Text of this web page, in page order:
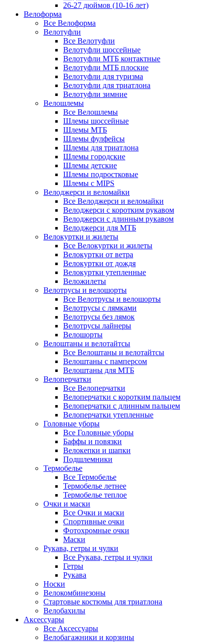
26-27 дюймов (10-16 лет)
Велоформа
Все Велоформа
Велотуфли
Все Велотуфли
Велотуфли шоссейные
Велотуфли МТБ контактные
Велотуфли МТБ плоские
Велотуфли для туризма
Велотуфли для триатлона
Велотуфли зимние
Велошлемы
Все Велошлемы
Шлемы шоссейные
Шлемы МТБ
Шлемы фулфейсы
Шлемы для триатлона
Шлемы городские
Шлемы детские
Шлемы подростковые
Шлемы с MIPS
Велоджерси и веломайки
Все Велоджерси и веломайки
Велоджерси с коротким рукавом
Велоджерси с длинным рукавом
Велоджерси для МТБ
Велокуртки и жилеты
Все Велокуртки и жилеты
Велокуртки от ветра
Велокуртки от дождя
Велокуртки утепленные
Веложилеты
Велотрусы и велошорты
Все Велотрусы и велошорты
Велотрусы с лямками
Велотрусы без лямок
Велотрусы лайнеры
Велошорты
Велоштаны и велотайтсы
Все Велоштаны и велотайтсы
Велоштаны с памперсом
Велоштаны для МТБ
Велоперчатки
Все Велоперчатки
Велоперчатки с коротким пальцем
Велоперчатки с длинным пальцем
Велоперчатки утепленные
Головные уборы
Все Головные уборы
Баффы и повязки
Велокепки и шапки
Подшлемники
Термобелье
Все Термобелье
Термобелье летнее
Термобелье теплое
Очки и маски
Все Очки и маски
Спортивные очки
Фотохромные очки
Маски
Рукава, гетры и чулки
Все Рукава, гетры и чулки
Гетры
Рукава
Носки
Велокомбинезоны
Стартовые костюмы для триатлона
Велобахилы
Аксессуары
Все Аксессуары
Велобагажники и корзины